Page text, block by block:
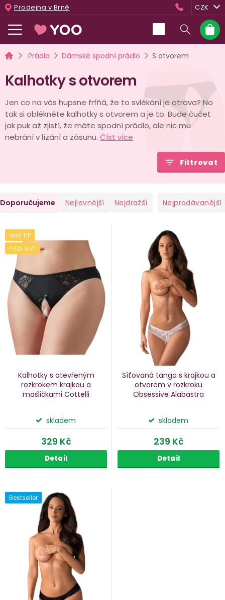
Přejít
na
obsah
Prodejna v Brně CZK
košík
DomůPrádlo Dámské spodní prádlo S otvorem
Kalhotky s otvorem
Jen co na vás hupsne frfňá, že to svlékání je otrava? No
tak si oblékněte kalhotky s otvorem a je to. Bude čučet
jak puk až zjistí, že máte spodní prádlo, ale nic mu
nebrání v lízání a zásunu. Číst více
Filtrovat
Doporučujeme Nejlevnější Nejdražší Nejprodávanější
V
ý
p
Náš TIP
PLUS SIZE
Kalhotky s otevřeným
rozkrokem krajkou a
mašličkami Cottelli
skladem
329 Kč
Detail
Síťovaná tanga s krajkou a
otvorem v rozkroku
Obsessive Alabastra
skladem
239 Kč
Detail
Bestseller